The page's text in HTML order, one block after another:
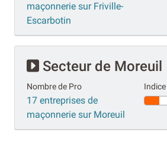
maçonnerie sur Friville-
Escarbotin
Secteur de Moreuil
Nombre de Pro
17 entreprises de
maçonnerie sur Moreuil